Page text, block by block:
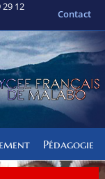
29 12
Contact
Pédagogie